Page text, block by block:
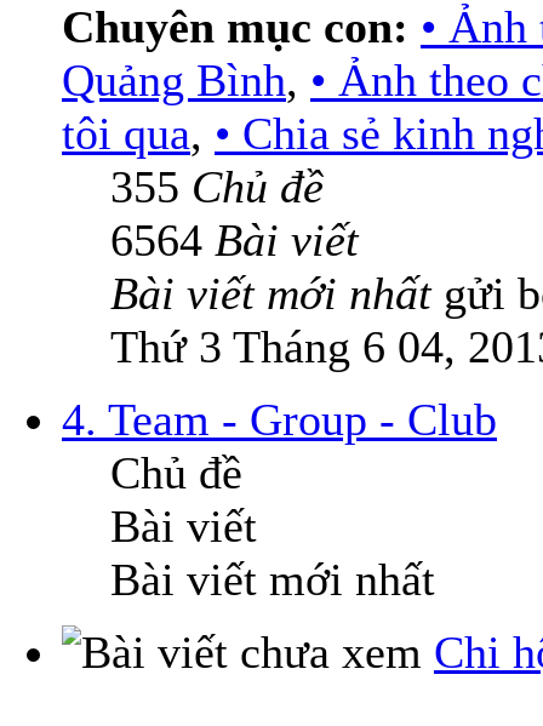
Chuyên mục con: •
Quảng Bình, • Ảnh theo
tôi qua, • Chia sẻ kinh
355 Chủ đề
6564 Bài viết
Bài viết mới nhấtgửi
Thứ 3 Tháng 6 04,
4. Team - Group - Club
Chủ đề
Bài viết
Bài viết mới nhất
Chi